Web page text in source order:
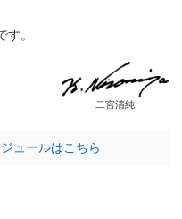
。
二宮清純
ュールはこちら